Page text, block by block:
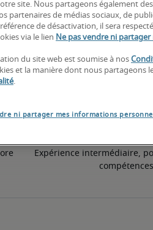
50e
Expérience intermédiaire,
site. Nous partageons également
partenaires de médias sociaux, de
de désactivation, il sera
via le lien Ne pas vendre ni
du site web est soumise à nos
et la manière dont nous partageons
.
ni partager mes informations